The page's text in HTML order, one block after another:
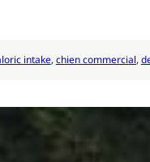
intake, chien commercial,